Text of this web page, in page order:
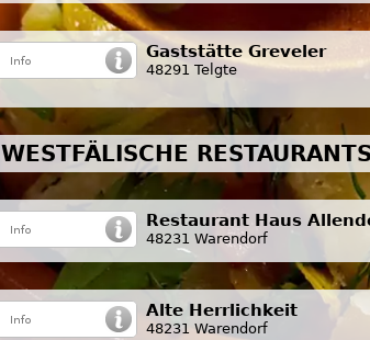
Gaststätte Greveler
48291 Telgte
WESTFÄLISCHE
Restaurant Haus
48231 Warendorf
Alte Herrlichkeit
48231 Warendorf